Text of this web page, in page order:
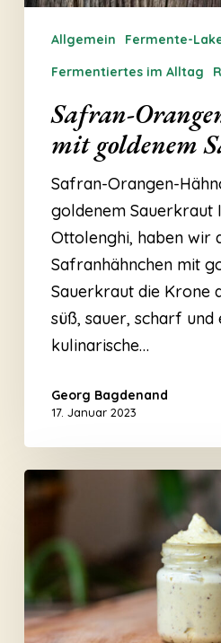
Allgemein
Fermente-
Fermentiertes im Alltag
Safran-
mit goldenem
Safran-Orangen-
goldenem Sauerkraut
Ottolenghi, haben wir
Safranhähnchen mit
Sauerkraut die Krone
süß, sauer, scharf und
kulinarische…
Georg Bagdenand
17. Januar 2023
Fermentierte
Das
neue
Rezept